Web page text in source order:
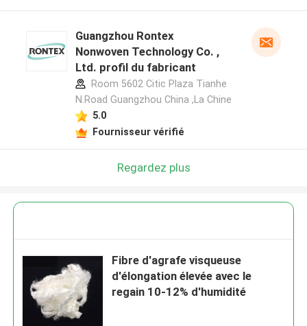
Guangzhou Rontex
Nonwoven Technology Co. ,
Ltd. profil du fabricant
Room 5602 Citic Plaza Tianhe
N.Road Guangzhou China ,La Chine
5.0
Fournisseur vérifié
Regardez plus
Fibre d'agrafe visqueuse
d'élongation élevée avec le
regain 10-12% d'humidité